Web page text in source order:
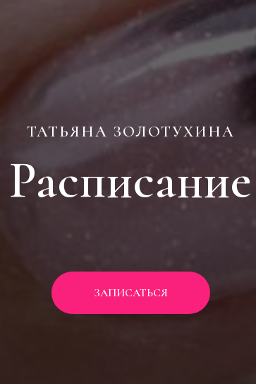
ТАТЬЯНА ЗОЛОТУХИНА
Расписание
ЗАПИСАТЬСЯ